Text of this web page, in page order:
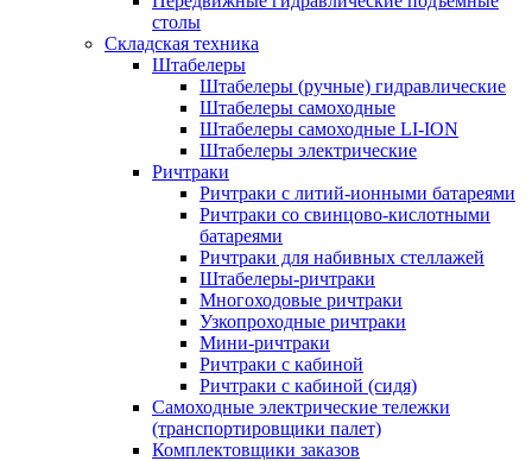
столы
Складская техника
Штабелеры
Штабелеры (ручные) гидравлические
Штабелеры самоходные
Штабелеры самоходные LI-ION
Штабелеры электрические
Ричтраки
Ричтраки с литий-ионными батареями
Ричтраки со свинцово-кислотными
батареями
Ричтраки для набивных стеллажей
Штабелеры-ричтраки
Многоходовые ричтраки
Узкопроходные ричтраки
Мини-ричтраки
Ричтраки с кабиной
Ричтраки с кабиной (сидя)
Самоходные электрические тележки
(транспортировщики палет)
Комплектовщики заказов